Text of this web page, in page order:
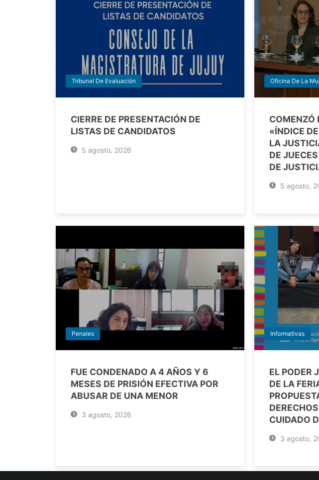
Tribunal De Evaluación
CIERRE DE PRESENTACIÓN DE
LISTAS DE CANDIDATOS
5 agosto, 2026
Oficina De La
COMENZÓ
«ÍNDICE
LA
DE
DE
5 agosto,
Penales
FUE CONDENADO A 4 AÑOS Y 6
MESES DE PRISIÓN EFECTIVA POR
ABUSAR DE UNA MENOR
3 agosto, 2026
Informativas
EL PODER
DE LA
CUIDADO
3 agosto,